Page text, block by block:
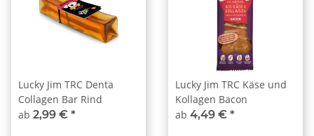
Lucky Jim TRC Denta
Collagen Bar Rind
ab 2,99 € *
Lucky Jim TRC Käse und
Kollagen Bacon
ab 4,49 € *